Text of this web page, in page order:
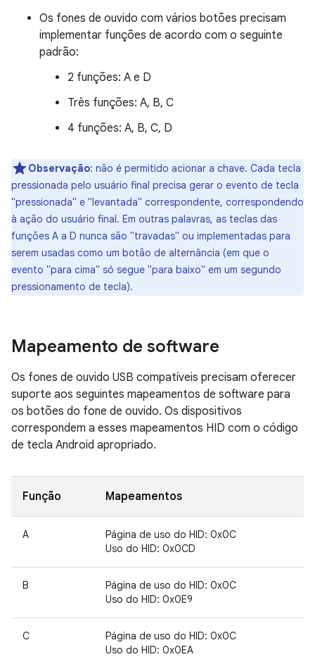
Os fones de ouvido com vários botões precisam
implementar funções de acordo com o seguinte
padrão:
2 funções: A e D
Três funções: A, B, C
4 funções: A, B, C, D
Observação: não é permitido acionar a chave. Cada tecla
pressionada pelo usuário final precisa gerar o evento de tecla
"pressionada" e "levantada" correspondente, correspondendo
à ação do usuário final. Em outras palavras, as teclas das
funções A a D nunca são "travadas" ou implementadas para
serem usadas como um botão de alternância (em que o
evento "para cima" só segue "para baixo" em um segundo
pressionamento de tecla).
Mapeamento de software
Os fones de ouvido USB compatíveis precisam oferecer
suporte aos seguintes mapeamentos de software para
os botões do fone de ouvido. Os dispositivos
correspondem a esses mapeamentos HID com o código
de tecla Android apropriado.
Função Mapeamentos
A
Página de uso do HID: 0x0C
Uso do HID: 0x0CD
B
Página de uso do HID: 0x0C
Uso do HID: 0x0E9
C
Página de uso do HID: 0x0C
Uso do HID: 0x0EA